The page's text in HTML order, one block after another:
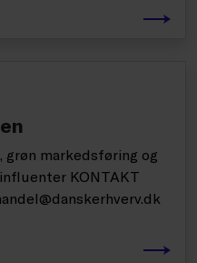
markedsføring og
KONTAKT